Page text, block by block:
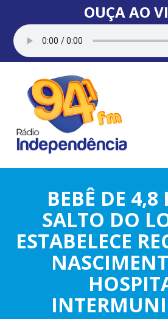
OUÇA AO
BEBÊ DE 4,8
SALTO DO
ESTABELECE